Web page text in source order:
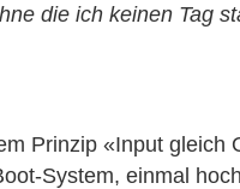
die ich keinen
Prinzip «Input
Boot-System,